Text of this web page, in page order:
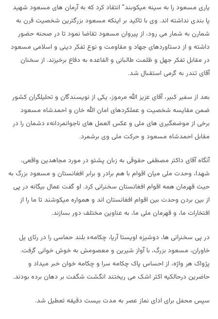
یاری مسعود را به سینه میکوبند” انتقاد کرد که به آرمان های مسعود شهید
پا بندی نداشته اند. وی با تاکید بر اینکه مسعود بزرگترین شخصیت قرن به
شمارن به شمار می رود، از پیروان مسعود تقاضا نمود تا در صحنه حضور
داشته و از دستاوردهای جهاد و مقاومت و نوع تفکر دینی و اسلامی مسعود
در مقابل تفکر جهل و ظلمت طالبانی و القاعده به دفاع برخیزند. از سخنان
آقای تندر به گرمی استقبال شد.
بعد از سفیر کبیر، آقای عزیز الله مرموز، یکی از نویسندگان و تحلیلگران کشور
ضمن مقایسه شخصیت و عملکردهای امان الله خان و احمدشاه مسعود
برخی از موضعگیری های ملی و عکس العمل های ناجوانمردانهء دشمان را در
مقابل احمدشاه مسعود و حرکت ملی وی برشمرد.
آنگاه آقای داکتر مصطفی حقوقی به زبان پشتو در مورد مجاهدین واقعی،
شهدا، وحدت ملی میان اقوام با هم برادر و برابر افغانستان و مسعود بزرگ به
حیث قهرمان همه اقوام افغانستان سخنرانی کرد. او گفت عمال بیگانه در پی
از بین بردن وحدت بین اقوام افغانستان اند و همواره میکوشند تا ما را از
افتخارات ما، و قهرمان ملی ما، به عناوین مختلف دور بسازند.
در پی سخنرانی ها، دوشیزه اویستا آریا، چکامهء بلند حماسی را در رثای یل
خاوران، مسعود بزرگ، با آواز شیرین و معصومش به خوش خوانی گرفت.
پژواک هر واژه، از احساس پاک چکامه سرا و چکامه خوان خبر میداد و
حاضرین درحالکیه اکثر اشک می ریختند انگشت شگفت بر دهان برده بودند.
سپس محفل برای ادای نماز عصر به مدت بیست دقیقه تعطیل شد.